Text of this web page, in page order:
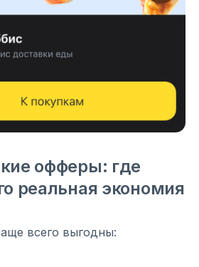
офферы: где
реальная экономия
всего выгодны: